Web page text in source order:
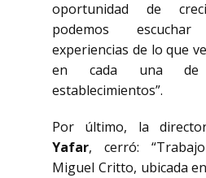
oportunidad de
podemos
experiencias de lo que
en cada una de
establecimientos”.
Por último, la
Yafar, cerró:
Miguel Critto, ubicada